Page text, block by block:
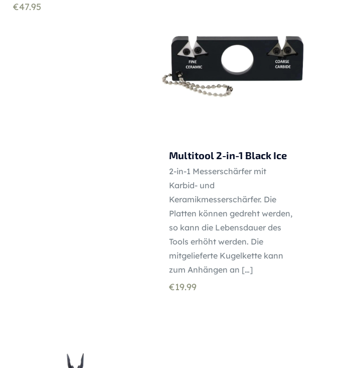
€47.95
Multitool 2-in-1 Black Ice
2-in-1 Messerschärfer mit
Karbid- und
Keramikmesserschärfer. Die
Platten können gedreht werden,
so kann die Lebensdauer des
Tools erhöht werden. Die
mitgelieferte Kugelkette kann
zum Anhängen an […]
€19.99